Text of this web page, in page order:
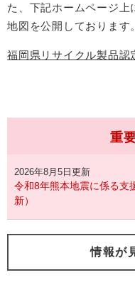
た、下記ホームページ上
地図を公開しております。
福岡県リサイクル製品認
重
2026年8月5日更新
令和8年熊本地震に係る支
新）
情報が